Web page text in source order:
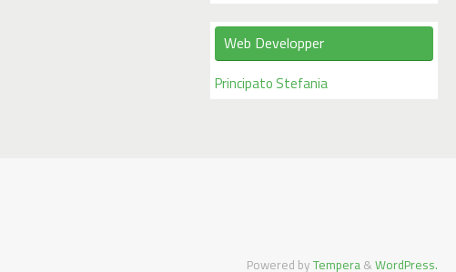
Web Developper
Principato Stefania
Powered by Tempera & WordPress.